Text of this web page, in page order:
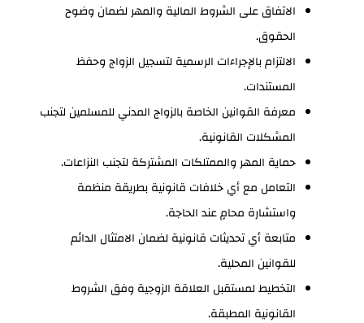
الاتفاق على الشروط المالية والمهر لضمان وضوح
الحقوق.
الالتزام بالإجراءات الرسمية لتسجيل الزواج وحفظ
المستندات.
معرفة القوانين الخاصة بالزواج المدني للمسلمين لتجنب
المشكلات القانونية.
حماية المهر والممتلكات المشتركة لتجنب النزاعات.
التعامل مع أي خلافات قانونية بطريقة منظمة
واستشارة محامٍ عند الحاجة.
متابعة أي تحديثات قانونية لضمان الامتثال الدائم
للقوانين المحلية.
التخطيط لمستقبل العلاقة الزوجية وفق الشروط
القانونية المطبقة.